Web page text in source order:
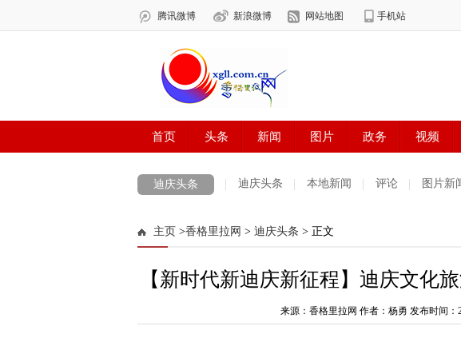
迪庆头条 迪庆头条 本地新闻 评论 图片新
主页 >香格里拉网 > 迪庆头条 > 正文
【新时代新迪庆新征程】迪庆文化
来源：香格里拉网 作者：杨勇 发布时间：